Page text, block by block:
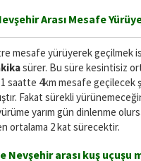
Arası Mesafe
mesafe yürüyerek geçilmek
sürer. Bu süre kesintisiz
saatte 4km mesafe geçilecek
Fakat sürekli
yarım gün dinlenme
ortalama 2 kat sürecektir.
Nevşehir arası kuş uçuşu